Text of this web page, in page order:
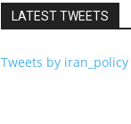
LATEST TWEETS
Tweets by iran_policy